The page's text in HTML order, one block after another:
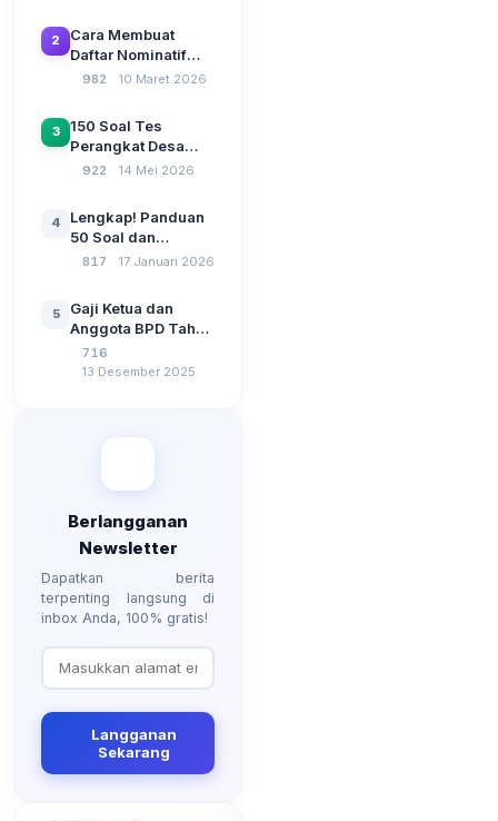
CAT Berbasis UU
Desa No. 3 Tahun
2024
2
Cara Membuat
Daftar Nominatif
Siltap di Aplikasi
SPP Pencairan
Dana Desa
982 10 Maret 2026
3
150 Soal Tes
Perangkat Desa
2026: Administrasi
Kebangsaan, dan
Komputer Beserta
Jawaban Paling
922 14 Mei 2026
4
Lengkap! Panduan
50 Soal dan
Jawaban Tes
Berdasarkan UU No
3 Tahun 2024
817 17 Januari 2026
5
Gaji Ketua dan
Anggota BPD Tahun
2026, Berapa
Besarannya? Ada
716
13 Desember 2025
Berlangganan
Newsletter
Dapatkan berita
terpenting langsung di
inbox Anda, 100% gratis!
Langganan
Sekarang